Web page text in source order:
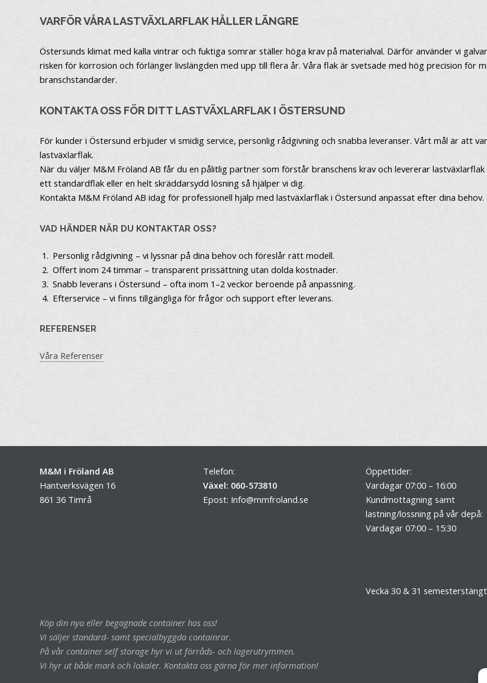
VARFÖR VÅRA LASTVÄXLARFLAK HÅLLER LÄNGRE
Östersunds klimat med kalla vintrar och fuktiga somrar ställer höga krav på materialval. Därför använder vi
risken för korrosion och förlänger livslängden med upp till flera år. Våra flak är svetsade med hög precision för
branschstandarder.
KONTAKTA OSS FÖR DITT LASTVÄXLARFLAK I ÖSTERSUND
För kunder i Östersund erbjuder vi smidig service, personlig rådgivning och snabba leveranser. Vårt mål är att
lastväxlarflak.
När du väljer M&M Fröland AB får du en pålitlig partner som förstår branschens krav och levererar
ett standardflak eller en helt skräddarsydd lösning så hjälper vi dig.
Kontakta M&M Fröland AB idag för professionell hjälp med lastväxlarflak i Östersund anpassat efter dina
VAD HÄNDER NÄR DU KONTAKTAR OSS?
Personlig rådgivning – vi lyssnar på dina behov och föreslår rätt modell.
Offert inom 24 timmar – transparent prissättning utan dolda kostnader.
Snabb leverans i Östersund – ofta inom 1–2 veckor beroende på anpassning.
Efterservice – vi finns tillgängliga för frågor och support efter leverans.
REFERENSER
Våra Referenser
M&M i Fröland AB
Hantverksvägen 16
861 36 Timrå
Telefon:
Växel: 060-573810
Epost: Info@mmfroland.se
Öppettider:
Vardagar 07:00 – 16:00
Kundmottagning samt
lastning/lossning på vår depå:
Vardagar 07:00 – 15:30
Vecka 30 & 31
Köp din nya eller begagnade container hos oss!
Vi säljer standard- samt specialbyggda containrar.
På vår container self storage hyr vi ut förråds- och lagerutrymmen.
Vi hyr ut både mark och lokaler. Kontakta oss gärna för mer information!